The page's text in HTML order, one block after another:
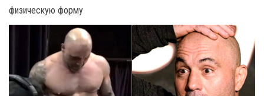
ь
н
физическую форму